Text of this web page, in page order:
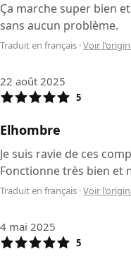
Ça marche super bien
sans aucun problème.
Traduit en français ·Voir
22 août 2025
5
Elhombre
Je suis ravie de ces
Fonctionne très bien et
Traduit en français ·Voir
4 mai 2025
5